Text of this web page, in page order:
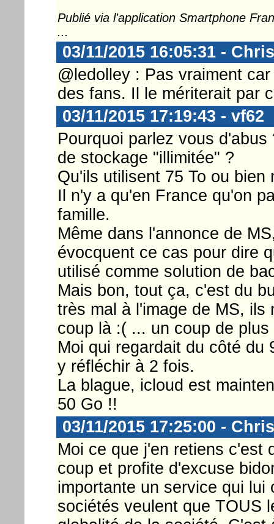
Publié via l'application Smartphone
...
03/11/2015 16:05:31 -
@ledolley : Pas vraiment
des fans. Il le mériterait par
03/11/2015 17:19:43 - vf62
Pourquoi parlez vous
de stockage "illimitée" ?
Qu'ils utilisent 75 To ou
Il n'y a qu'en France qu'on
famille.
Même dans l'annonce de
évocquent ce cas pour dire
utilisé comme solution de
Mais bon, tout ça, c'est du
très mal à l'image de MS,
coup là :( ... un coup de plus
Moi qui regardait du côté du
y réfléchir à 2 fois.
La blague, icloud est
50 Go !!
03/11/2015 17:25:00 -
Moi ce que j'en retiens c'est
coup et profite d'excuse
importante un service qui lui
sociétés veulent que TOUS